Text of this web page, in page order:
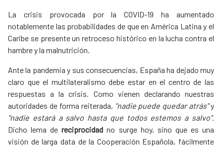
La crisis provocada por la COVID-19 ha aumentado
notablemente las probabilidades de que en América Latina y el
Caribe se presente un retroceso histórico en la lucha contra el
hambre y la malnutrición.
Ante la pandemia y sus consecuencias, España ha dejado muy
claro que el multilateralismo debe estar en el centro de las
respuestas a la crisis. Como vienen declarando nuestras
autoridades de forma reiterada, "nadie puede quedar atrás"y
"nadie estará a salvo hasta que todos estemos a salvo".
Dicho lema de reciprocidad no surge hoy, sino que es una
visión de larga data de la Cooperación Española, fácilmente